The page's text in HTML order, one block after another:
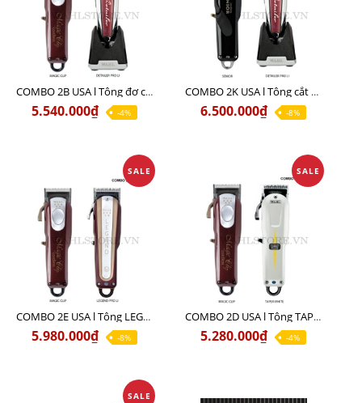
COMBO 2B USA l Tông đơ cắt Magic clip Red + Tông đơ viền Detailer Pro Li
5.540.000₫ -4%
COMBO 2K USA l Tông cắt SENIOR +Tông viền DETAILER PRO LI
6.500.000₫ -8%
SALE
COMBO 2E USA l Tông LEGEND PRO LI + Tông MAGIC CLIP
5.980.000₫ -8%
SALE
COMBO 2D USA l Tông TAPER WHITE + Tông MAGIC CLIP
5.280.000₫ -4%
SALE